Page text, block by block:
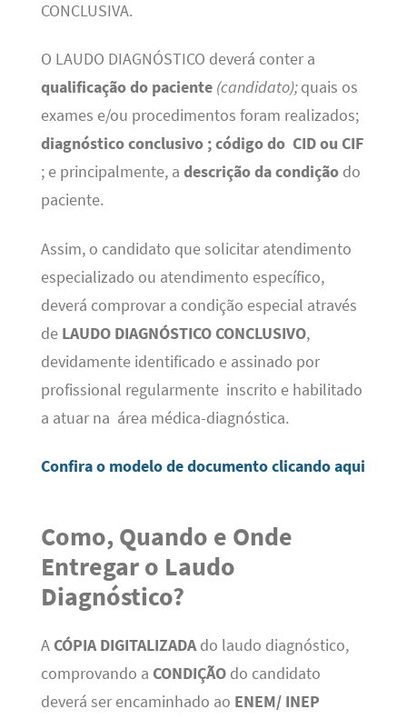
CONCLUSIVA.
O LAUDO DIAGNÓSTICO deverá conter a
qualificação do paciente (candidato);quais os
exames e/ou procedimentos foram realizados;
diagnóstico conclusivo ; código do CID ou CIF
; e principalmente, a descrição da condição do
paciente.
Assim, o candidato que solicitar atendimento
especializado ou atendimento específico,
deverá comprovar a condição especial através
de LAUDO DIAGNÓSTICO CONCLUSIVO,
devidamente identificado e assinado por
profissional regularmente inscrito e habilitado
a atuar na área médica-diagnóstica.
Confira o modelo de documento clicando aqui
Como, Quando e Onde
Entregar o Laudo
Diagnóstico?
A CÓPIA DIGITALIZADAdo laudo diagnóstico,
comprovando a CONDIÇÃO do candidato
deverá ser encaminhado ao ENEM/ INEP